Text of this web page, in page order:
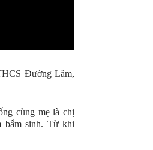
Đường Lâm,
cùng mẹ là chị
bẩm sinh. Từ khi